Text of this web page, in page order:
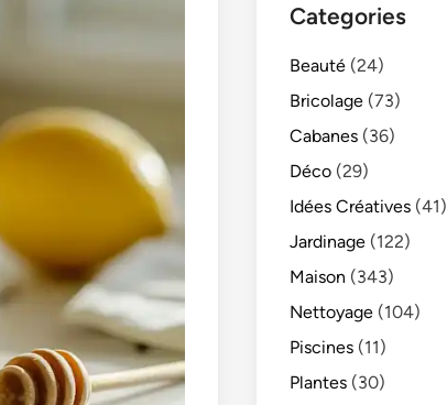
Categories
Beauté (24)
Bricolage (73)
Cabanes (36)
Déco (29)
Idées Créatives (41)
Jardinage (122)
Maison (343)
Nettoyage (104)
Piscines (11)
Plantes (30)